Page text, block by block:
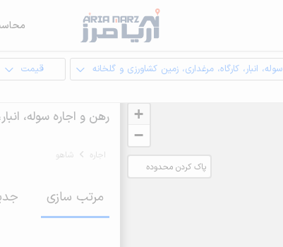
سوله، انبار، کارگاه، مرغداری، زمین کشاورزی و گلخانه قیمت
+
−
پاک کردن محدوده
رهن و اجاره سوله،
اجاره شاهو
مرتب سازی